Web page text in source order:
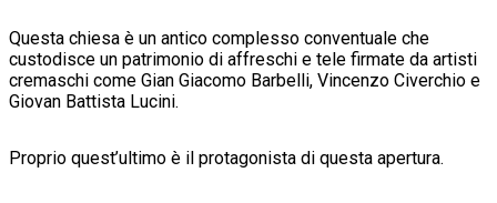
Questa chiesa è un antico complesso conventuale che
custodisce un patrimonio di affreschi e tele firmate da artisti
cremaschi come Gian Giacomo Barbelli, Vincenzo Civerchio e
Giovan Battista Lucini.
Proprio quest’ultimo è il protagonista di questa apertura.